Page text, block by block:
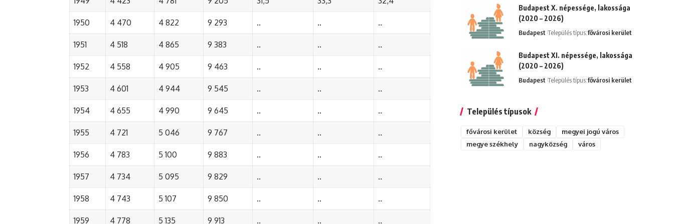
1950 4 470 4 822 9 293 .. .. ..
1951 4 518 4 865 9 383 .. .. ..
1952 4 558 4 905 9 463 .. .. ..
1953 4 601 4 944 9 545 .. .. ..
1954 4 655 4 990 9 645 .. .. ..
1955 4 721 5 046 9 767 .. .. ..
1956 4 783 5 100 9 883 .. .. ..
1957 4 734 5 095 9 829 .. .. ..
1958 4 743 5 107 9 850 .. .. ..
1959 4 778 5 135 9 913 .. .. ..
Budapest X. népessége, lakossága
(2020 – 2026)
Budapest Település típus:fővárosi kerület
Budapest XI. népessége, lakossága
(2020 – 2026)
Budapest Település típus:fővárosi kerület
Település típusok
fővárosi kerület község
megyei jogú város
megye székhely
nagyközség város